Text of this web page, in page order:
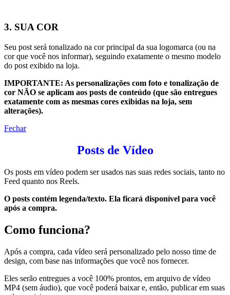
3. SUA COR
Seu post será tonalizado na cor principal da sua logomarca (ou na
cor que você nos informar), seguindo exatamente o mesmo modelo
do post exibido na loja.
IMPORTANTE: As personalizações com foto e tonalização de
cor NÃO se aplicam aos posts de conteúdo (que são entregues
exatamente com as mesmas cores exibidas na loja, sem
alterações).
Fechar
Posts de Vídeo
Os posts em vídeo podem ser usados nas suas redes sociais, tanto no
Feed quanto nos Reels.
O posts contém legenda/texto. Ela ficará disponível para você
após a compra.
Como funciona?
Após a compra, cada vídeo será personalizado pelo nosso time de
design, com base nas informações que você nos fornecer.
Eles serão entregues a você 100% prontos, em arquivo de vídeo
MP4 (sem áudio), que você poderá baixar e, então, publicar em suas